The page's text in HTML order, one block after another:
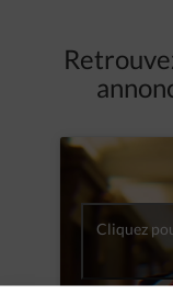
Cliquez